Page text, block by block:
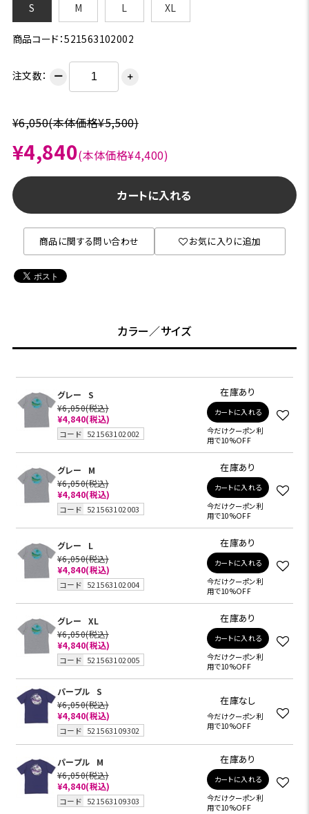
S
M L XL
商品コード：521563102002
注文数： ー ＋
¥6,050(本体価格¥5,500)
¥4,840(本体価格¥4,400)
カートに入れる
商品に関する問い合わせ お気に入りに追加
カラー／サイズ
グレー
S
¥6,050(税込)
¥4,840(税込)
コード 521563102002
在庫あり
カートに入れる
今だけクーポン利
用で10%OFF
グレー
M
¥6,050(税込)
¥4,840(税込)
コード 521563102003
在庫あり
カートに入れる
今だけクーポン利
用で10%OFF
グレー
L
¥6,050(税込)
¥4,840(税込)
コード 521563102004
在庫あり
カートに入れる
今だけクーポン利
用で10%OFF
グレー
XL
¥6,050(税込)
¥4,840(税込)
コード 521563102005
在庫あり
カートに入れる
今だけクーポン利
用で10%OFF
パープル
S
¥6,050(税込)
¥4,840(税込)
コード 521563109302
在庫なし
今だけクーポン利
用で10%OFF
パープル
M
¥6,050(税込)
¥4,840(税込)
コード 521563109303
在庫あり
カートに入れる
今だけクーポン利
用で10%OFF